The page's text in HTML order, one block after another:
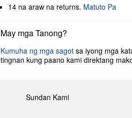
14 na araw na returns. Matuto Pa
May mga Tanong?
Kumuha ng mga sagot sa iyong mga
tingnan kung paano kami direktang
Sundan Kami